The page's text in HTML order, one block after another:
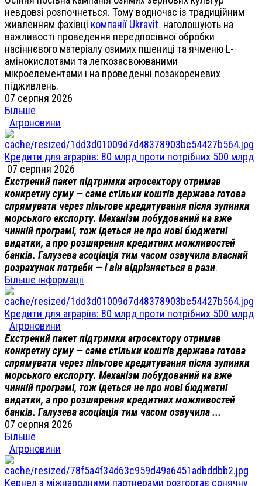
невдовзі розпочнеться. Тому водночас із традиційним
живленням фахівці компанії Ukravit наголошують на
важливості проведення передпосівної обробки
насіннєвого матеріалу озимих пшениці та ячменю L-
амінокислотами та легкозасвоюваними
мікроелементами і на проведенні позакореневих
підживлень.
07 серпня 2026
Більше
Агроновини
Кредити для аграріїв: 80 млрд проти потрібних 500 млрд
07 серпня 2026
Екстрений пакет підтримки агросектору отримав
конкретну суму — саме стільки коштів держава готова
спрямувати через пільгове кредитування після зупинки
морського експорту. Механізм побудований на вже
чинній програмі, тож ідеться не про нові бюджетні
видатки, а про розширення кредитних можливостей
банків. Галузева асоціація тим часом озвучила власний
розрахунок потреби — і він відрізняється в рази.
Більше інформації
Кредити для аграріїв: 80 млрд проти потрібних 500 млрд
Агроновини
Екстрений пакет підтримки агросектору отримав
конкретну суму — саме стільки коштів держава готова
спрямувати через пільгове кредитування після зупинки
морського експорту. Механізм побудований на вже
чинній програмі, тож ідеться не про нові бюджетні
видатки, а про розширення кредитних можливостей
банків. Галузева асоціація тим часом озвучила ...
07 серпня 2026
Більше
Агроновини
Кернел з міжнародними партнерами розгортає сонячну